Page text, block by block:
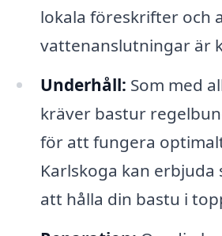
lokala föreskrifter och
vattenanslutningar är
Underhåll: Som med
kräver bastur
för att fungera
Karlskoga kan
att hålla din bastu i